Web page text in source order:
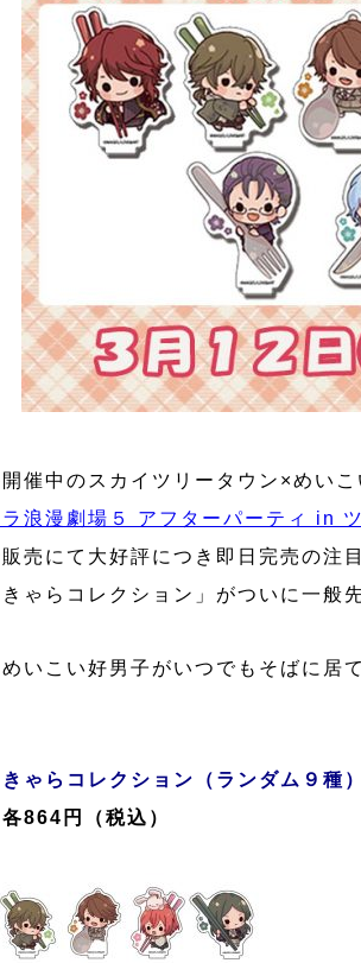
催中のスカイツリータウン×めいこ
ラ浪漫劇場５ アフターパーティ in
売にて大好評につき即日完売の注
きゃらコレクション」がついに一般
いこい好男子がいつでもそばに居
ゃらコレクション（ランダム９種）
864円（税込）